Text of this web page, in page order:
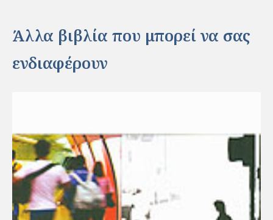
Άλλα βιβλία που μπορεί να σας
ενδιαφέρουν